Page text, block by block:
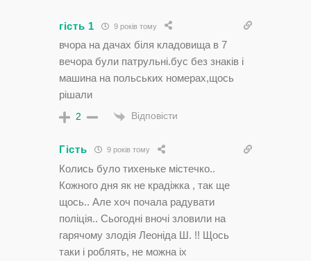
гість 1 9 років тому
вчора на дачах біля кладовища в 7
вечора були патрульні.бус без знаків і
машина на польських номерах,щось
рішали
2 Відповісти
Гість 9 років тому
Колись було тихеньке містечко..
Кожного дня як не крадіжка , так ще
щось.. Але хоч почала радувати
поліція.. Сьогодні вночі зловили на
гарячому злодія Леоніда Ш. !! Щось
таки і роблять, не можна іх